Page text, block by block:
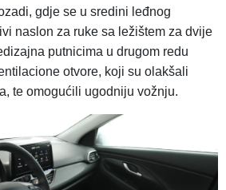
gdje se u sredini leđnog
naslon za ruke sa ležištem za dvije
putnicima u drugom redu
otvore, koji su olakšali
te omogućili ugodniju vožnju.